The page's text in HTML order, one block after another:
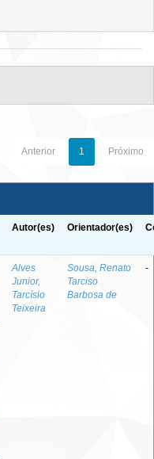
Anterior 1 Próximo
Autor(es) Orientador(es)
Alves
Junior,
Tarcísio
Teixeira
Sousa, Renato
Tarciso
Barbosa de
-